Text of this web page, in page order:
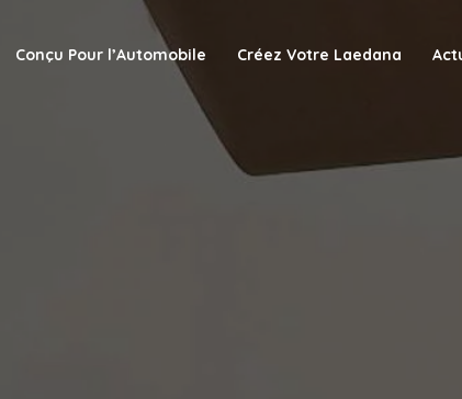
Conçu Pour l’Automobile Créez Votre Laedana